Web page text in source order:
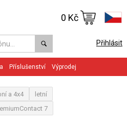
Přihlásit
0 Kč
Příslušenství Výprodej
a 4x4
letní
7